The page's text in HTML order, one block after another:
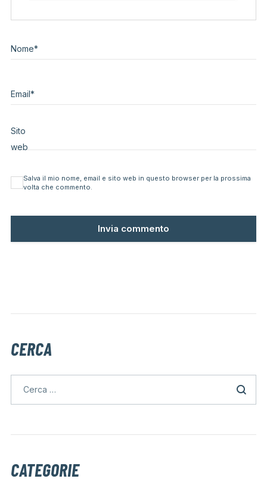
Nome*
Email*
Sito
web
Salva il mio nome, email e sito web in questo browser per la prossima
volta che commento.
CERCA
CATEGORIE